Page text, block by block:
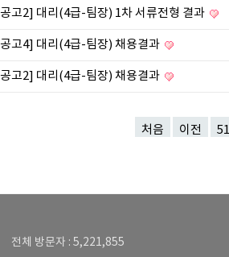
고2] 대리(4급-팀장) 1차 서류전형 결과
고4] 대리(4급-팀장) 채용결과
고2] 대리(4급-팀장) 채용결과
처음 이전 51
체 방문자 : 5,221,855